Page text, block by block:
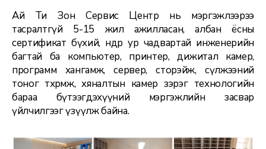
Ай Ти Зон Сервис Центр нь мэргэжлээрээ
тасралтгүй 5-15 жил ажилласан, албан ёсны
сертификат бүхий, өндөр ур чадвартай инженерийн
багтай ба компьютер, принтер, дижитал камер,
программ хангамж, сервер, сторэйж, сүлжээний
тоног төхөөрөмж, хяналтын камер зэрэг технологийн
бараа бүтээгдэхүүний мэргэжлийн засвар
үйлчилгээг үзүүлж байна.